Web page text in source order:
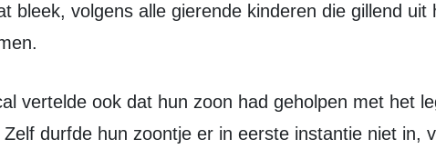
bleek, volgens alle gierende kinderen die gillend uit
durfde hun zoontje er in eerste instantie niet in,